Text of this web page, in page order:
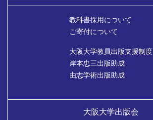
教科書採用について
ご寄付について
大阪大学教員出版支援制度
岸本忠三出版助成
由志学術出版助成
大阪大学出版会